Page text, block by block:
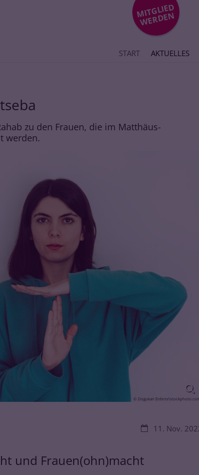
START AKTUELLES
MIT
GLIE
D
WE
R
DE
N
zu den Frauen, die im Matthäus-
werden.
© Dogukan Erdem/
Datum:11. Nov.
und Frauen(ohn)macht